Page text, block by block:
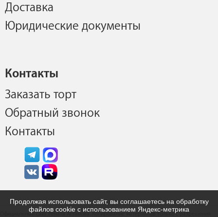
Доставка
Юридические документы
Контакты
Заказать торт
Обратный звонок
Контакты
Официальный сайт Рената Агзамова. Копирование материалов только с разрешения
Продолжая использовать сайт, вы соглашаетесь на обработку
файлов cookie с использованием Яндекс-метрика